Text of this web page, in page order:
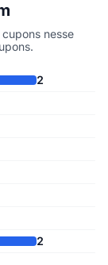
nesse
últimos 8 anos
2
2